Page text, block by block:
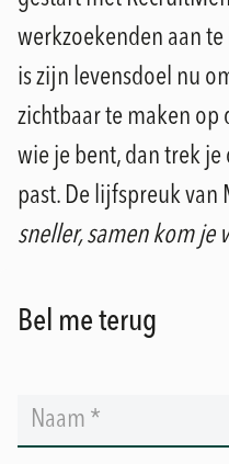
werkzoekenden aan
is zijn levensdoel nu
zichtbaar te maken op
wie je bent, dan trek
past. De lijfspreuk van
sneller, samen kom je
Bel me terug